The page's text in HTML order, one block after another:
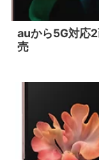
auから5G対応
売